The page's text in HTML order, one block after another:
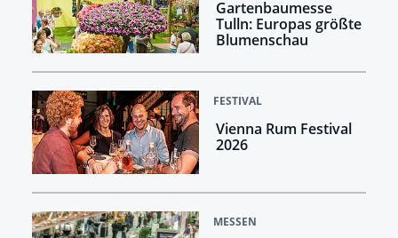
Gartenbaumesse
Tulln: Europas größte
Blumenschau
FESTIVAL
Vienna Rum Festival
2026
MESSEN